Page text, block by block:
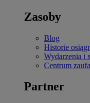
Zasoby
Blog
Historie
Wydarzenia i
Centrum
Partner